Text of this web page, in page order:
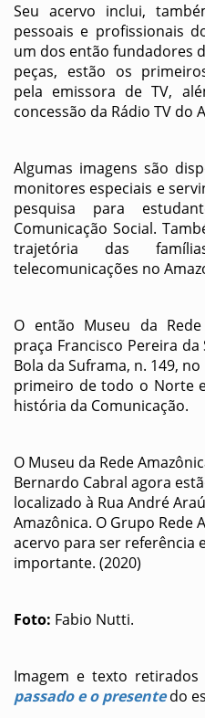
Seu acervo inclui,
pessoais e profissionais
um dos então fundadores
peças, estão os
pela emissora de TV,
concessão da Rádio TV do
Algumas imagens são
monitores especiais e
pesquisa para
Comunicação Social.
trajetória das
telecomunicações no
O então Museu da
praça Francisco Pereira
Bola da Suframa, n. 149,
primeiro de todo o Norte
história da Comunicação.
O Museu da Rede
Bernardo Cabral agora
localizado à Rua André
Amazônica. O Grupo Rede
acervo para ser referência
importante. (2020)
Foto: Fabio Nutti.
Imagem e texto
passado e o presentedo